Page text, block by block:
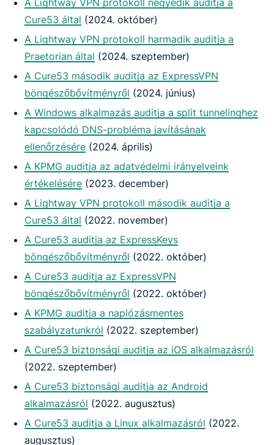
Cure53 által (2024. október)
A Lightway VPN protokoll harmadik auditja a
Praetorian által (2024. szeptember)
A Cure53 második auditja az ExpressVPN
böngészőbővítményről (2024. június)
A Windows alkalmazás auditja a split tunnelinghez
kapcsolódó DNS-probléma javításának
ellenőrzésére (2024. április)
A KPMG auditja az adatvédelmi irányelveink
értékelésére (2023. december)
A Lightway VPN protokoll második auditja a
Cure53 által (2022. november)
A Cure53 auditja az ExpressKeys
böngészőbővítményről (2022. október)
A Cure53 auditja az ExpressVPN
böngészőbővítményről (2022. október)
A KPMG auditja a naplózásmentes
szabályzatunkról (2022. szeptember)
A Cure53 biztonsági auditja az iOS alkalmazásról
(2022. szeptember)
A Cure53 biztonsági auditja az Android
alkalmazásról (2022. augusztus)
A Cure53 auditja a Linux alkalmazásról (2022.
augusztus)